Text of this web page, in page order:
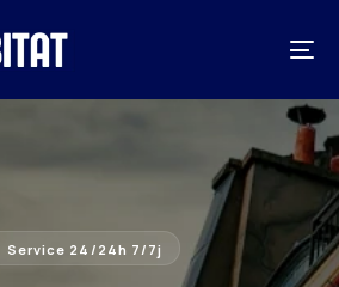
Service 24/24h 7/7j